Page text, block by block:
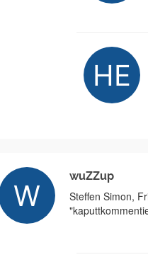
wuZZup
Steffen Simon,